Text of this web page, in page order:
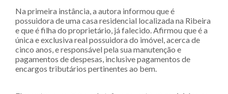
Na primeira instância, a autora informou que é
possuidora de uma casa residencial localizada na Ribeira
e que é filha do proprietário, já falecido. Afirmou que é a
única e exclusiva real possuidora do imóvel, acerca de
cinco anos, e responsável pela sua manutenção e
pagamentos de despesas, inclusive pagamentos de
encargos tributários pertinentes ao bem.